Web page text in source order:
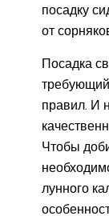
посадку
от
Посадка
правил. И
Чтобы
лунного